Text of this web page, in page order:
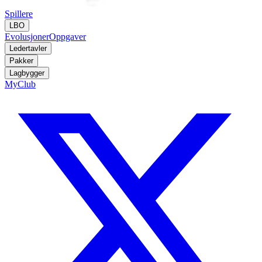
Spillere
LBO
EvolusjonerOppgaver
Ledertavler
Pakker
Lagbygger
MyClub